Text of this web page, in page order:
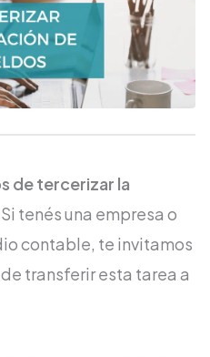
de tercerizar la
Si tenés una empresa o
contable, te invitamos
transferir esta tarea a